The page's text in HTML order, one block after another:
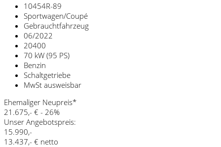
10454R-89
Sportwagen/Coupé
Gebrauchtfahrzeug
06/2022
20400
70 kW (95 PS)
Benzin
Schaltgetriebe
MwSt ausweisbar
Ehemaliger Neupreis*
21.675,- € - 26%
Unser Angebotspreis:
15.990,-
13.437,- € netto